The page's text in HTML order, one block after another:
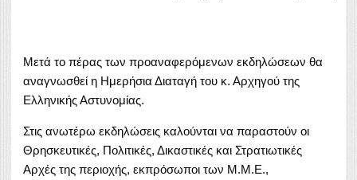
Μετά το πέρας των προαναφερόμενων εκδηλώσεων θα
αναγνωσθεί η Ημερήσια Διαταγή του κ. Αρχηγού της
Ελληνικής Αστυνομίας.
Στις ανωτέρω εκδηλώσεις καλούνται να παραστούν οι
Θρησκευτικές, Πολιτικές, Δικαστικές και Στρατιωτικές
Αρχές της περιοχής, εκπρόσωποι των Μ.Μ.Ε.,